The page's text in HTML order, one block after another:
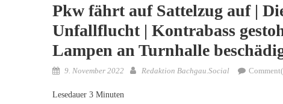
Pkw fährt auf Sattelzug auf |
Unfallflucht | Kontrabass
Lampen an Turnhalle
Posted
9. November 2022 Author
Redaktion Bachgau.Social
Lesedauer 3 Minuten